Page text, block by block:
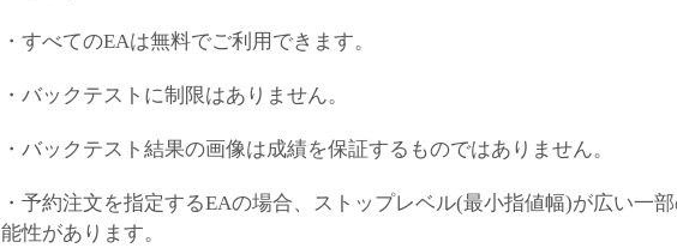
・すべてのEAは無料でご利用できます。
・バックテストに制限はありません。
・バックテスト結果の画像は成績を保証するものではありません。
・予約注文を指定するEAの場合、ストップレベル(最小指値幅)が広い一
能性があります。